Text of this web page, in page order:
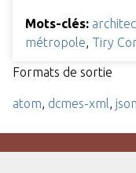
Mots-clés:
métropole Tiry
Formats de sortie
atom dcmes-xml json